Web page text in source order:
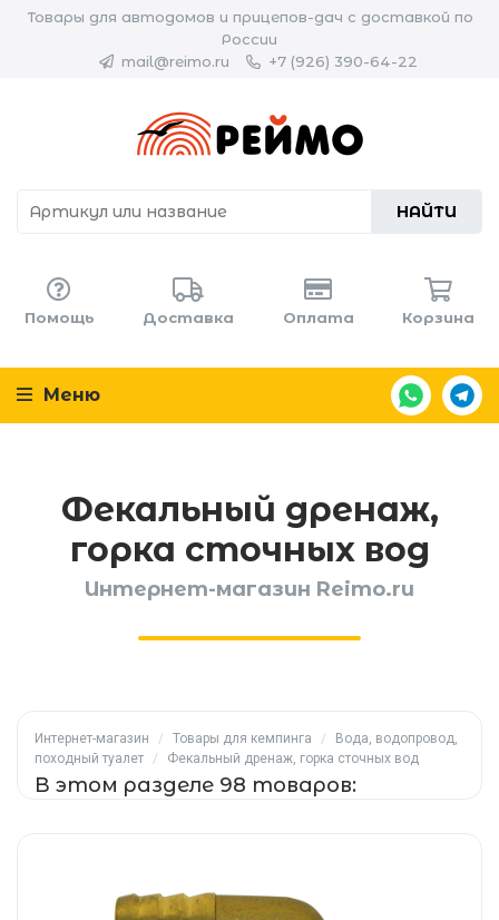
Товары для автодомов и прицепов-дач с доставкой по
России
mail@reimo.ru
+7 (926) 390-64-22
НАЙТИ
Помощь Доставка Оплата Корзина
Меню
Фекальный дренаж,
горка сточных вод
Интернет-магазин Reimo.ru
Интернет-магазин / Товары для кемпинга /
Вода, водопровод,
походный туалет
/ Фекальный дренаж, горка сточных вод
В этом разделе 98 товаров: